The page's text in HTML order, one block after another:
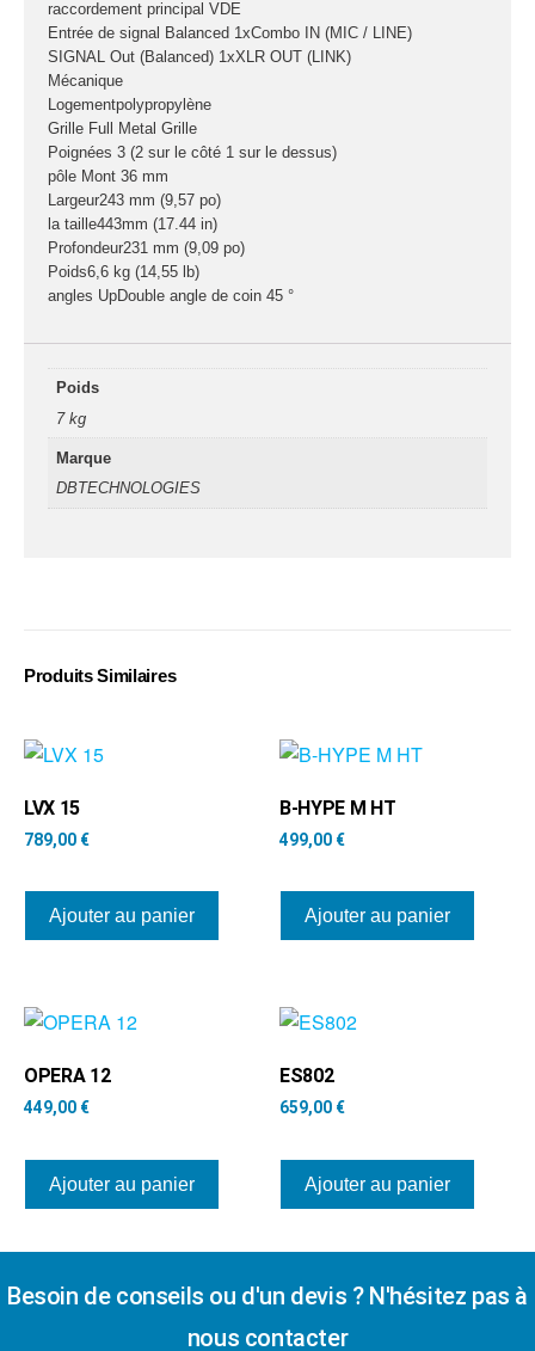
connecteurs
Structures, ponts
et pieds
Structure pro alu
X
raccordement principal VDE
Entrée de signal Balanced 1xCombo IN (MIC / LINE)
SIGNAL Out (Balanced) 1xXLR OUT (LINK)
Mécanique
Logementpolypropylène
Grille Full Metal Grille
Poignées 3 (2 sur le côté 1 sur le dessus)
pôle Mont 36 mm
Largeur243 mm (9,57 po)
la taille443mm (17.44 in)
Profondeur231 mm (9,09 po)
Poids6,6 kg (14,55 lb)
angles UpDouble angle de coin 45 °
Poids
7 kg
Marque
DBTECHNOLOGIES
Produits Similaires
LVX 15
789,00 €
Ajouter au panier
B-HYPE M HT
499,00 €
Ajouter au panier
OPERA 12
449,00 €
Ajouter au panier
ES802
659,00 €
Ajouter au panier
Besoin de conseils ou d'un devis ? N'hésitez pas à
nous contacter